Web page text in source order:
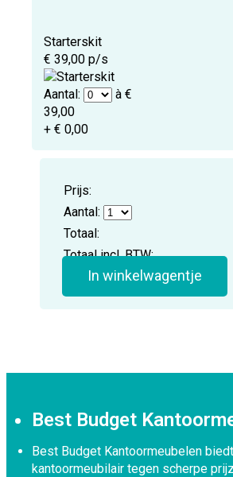
Starterskit
€ 39,00 p/s
Aantal:
à €
39,00
+ € 0,00
Prijs:
Aantal:
Totaal:
Totaal incl. BTW:
In winkelwagentje
Best Budget
Best Budget Kantoormeubelen
kantoormeubilair tegen scherpe